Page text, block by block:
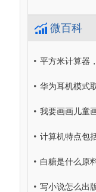
微百科
平方米计算器
华为耳机模式取消不
我要画画儿童画
计算机特点包括哪些
白糖是什么原
写小说怎么出